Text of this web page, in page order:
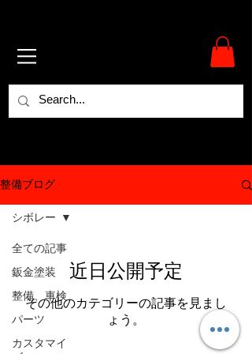
整備ブログ
全ての記事
鈑金塗装
整備、車検
パーツ
カスタマイ
シボレー
近日公開予定
その他のカテゴリーの記事を見まし
ょう。